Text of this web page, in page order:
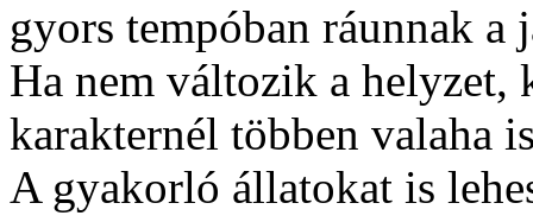
gyors tempóban ráunnak a
Ha nem változik a helyzet,
karakternél többen valaha
A gyakorló állatokat is